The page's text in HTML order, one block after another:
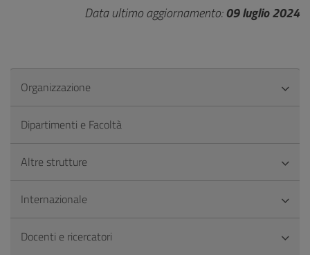
Data ultimo aggiornamento:09 luglio 2024
Organizzazione
Dipartimenti e Facoltà
Altre strutture
Internazionale
Docenti e ricercatori